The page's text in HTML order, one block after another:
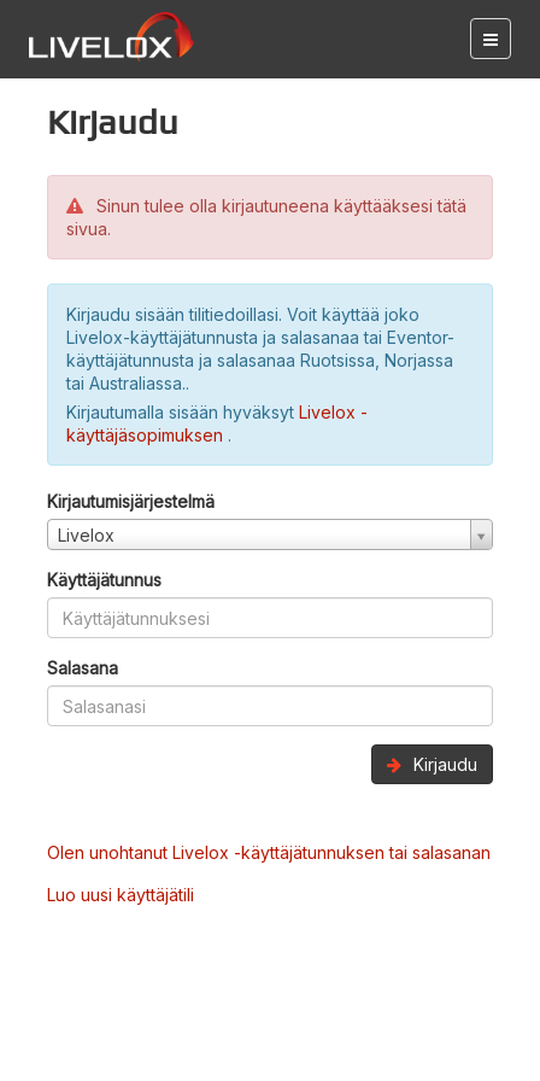
Kirjaudu
Sinun tulee olla kirjautuneena käyttääksesi tätä
sivua.
Kirjaudu sisään tilitiedoillasi. Voit käyttää joko
Livelox-käyttäjätunnusta ja salasanaa tai Eventor-
käyttäjätunnusta ja salasanaa Ruotsissa, Norjassa
tai Australiassa..
Kirjautumalla sisään hyväksyt Livelox -
käyttäjäsopimuksen .
Kirjautumisjärjestelmä
Livelox
Käyttäjätunnus
Salasana
Kirjaudu
Olen unohtanut Livelox -käyttäjätunnuksen tai salasanan
Luo uusi käyttäjätili